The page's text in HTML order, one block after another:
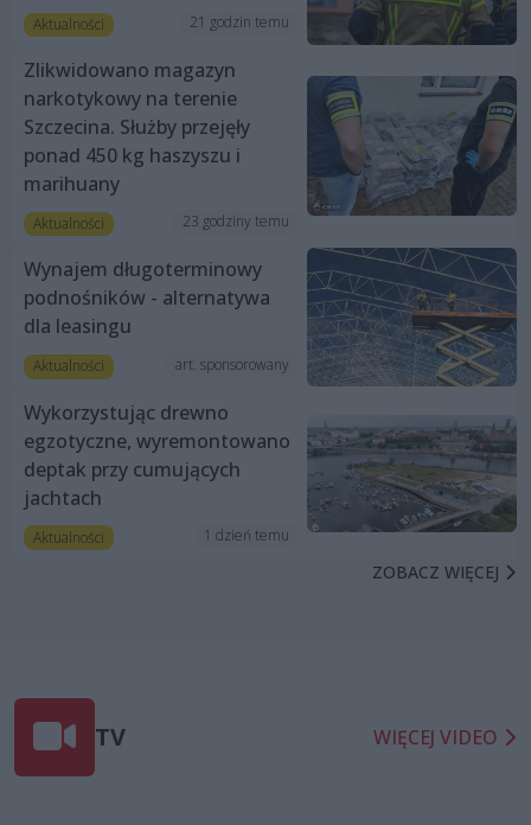
Aktualności 21 godzin temu
Zlikwidowano magazyn
narkotykowy na terenie
Szczecina. Służby przejęły
ponad 450 kg haszyszu i
marihuany
Aktualności 23 godziny temu
Wynajem długoterminowy
podnośników - alternatywa
dla leasingu
Aktualności art. sponsorowany
Wykorzystując drewno
egzotyczne, wyremontowano
deptak przy cumujących
jachtach
Aktualności 1 dzień temu
ZOBACZ WIĘCEJ
TV WIĘCEJ VIDEO